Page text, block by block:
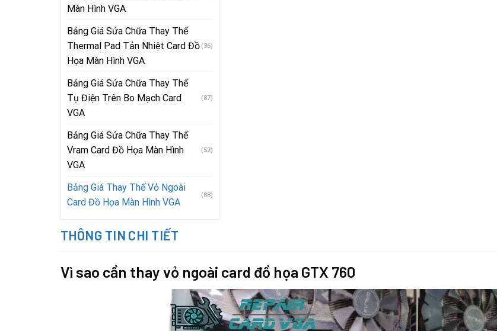
Màn Hình VGA
Bảng Giá Sửa Chữa Thay Thế
Thermal Pad Tản Nhiệt Card Đồ
Họa Màn Hình VGA
(36)
Bảng Giá Sửa Chữa Thay Thế
Tụ Điện Trên Bo Mạch Card
VGA
(87)
Bảng Giá Sửa Chữa Thay Thế
Vram Card Đồ Họa Màn Hình
VGA
(52)
Bảng Giá Thay Thế Vỏ Ngoài
Card Đồ Họa Màn Hình VGA
(88)
THÔNG TIN CHI TIẾT
Vì sao cần thay vỏ ngoài card đồ họa GTX 760